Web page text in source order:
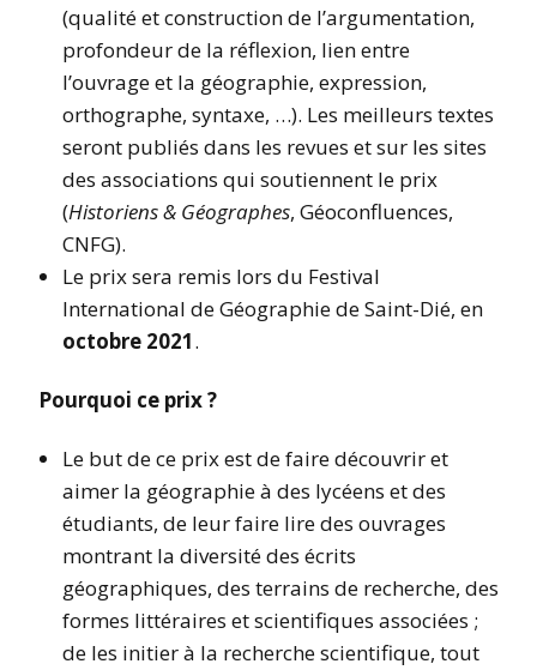
(qualité et construction de l’argumentation,
profondeur de la réflexion, lien entre
l’ouvrage et la géographie, expression,
orthographe, syntaxe, …). Les meilleurs textes
seront publiés dans les revues et sur les sites
des associations qui soutiennent le prix
(Historiens & Géographes, Géoconfluences,
CNFG).
Le prix sera remis lors du Festival
International de Géographie de Saint-Dié, en
octobre 2021.
Pourquoi ce prix ?
Le but de ce prix est de faire découvrir et
aimer la géographie à des lycéens et des
étudiants, de leur faire lire des ouvrages
montrant la diversité des écrits
géographiques, des terrains de recherche, des
formes littéraires et scientifiques associées ;
de les initier à la recherche scientifique, tout